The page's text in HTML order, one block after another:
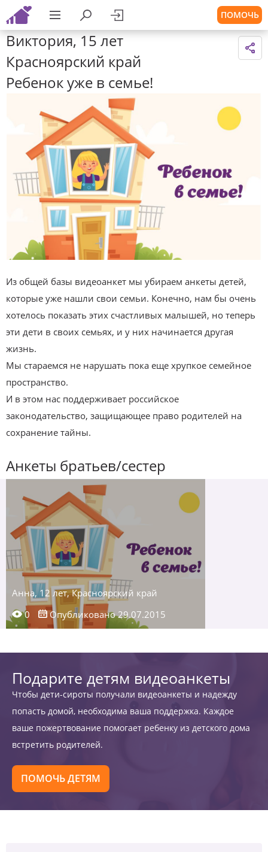
ПОМОЧЬ
Виктория, 15 лет
Красноярский край
Ребенок уже в семье!
Из общей базы видеоанкет мы убираем анкеты детей,
которые уже нашли свои семьи. Конечно, нам бы очень
хотелось показать этих счастливых малышей, но теперь
эти дети в своих семьях, и у них начинается другая
жизнь.
Мы стараемся не нарушать пока еще хрупкое семейное
пространство.
И в этом нас поддерживает российское
законодательство, защищающее право родителей на
сохранение тайны.
Анкеты братьев/сестер
Анна, 12 лет, Красноярский край
0
Опубликовано 29.07.2015
Подарите детям видеоанкеты
Чтобы дети-сироты получали видеоанкеты и надежду
попасть домой, необходима ваша поддержка. Каждое
ваше пожертвование помогает ребенку из детского дома
встретить родителей.
ПОМОЧЬ ДЕТЯМ